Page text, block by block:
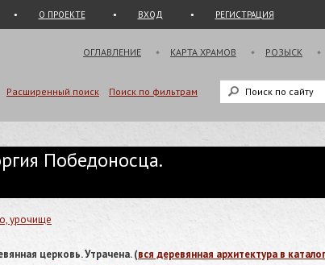
О ПРОЕКТЕ ВХОД РЕГИСТРАЦИЯ
ОГЛАВЛЕНИЕ КАРТА ХРАМОВ РОЗЫСК
Расширенный поиск Поиск по фильтрам
Победоносца.
урочище
церковь. Утрачена. (вся деревянная архитектура в